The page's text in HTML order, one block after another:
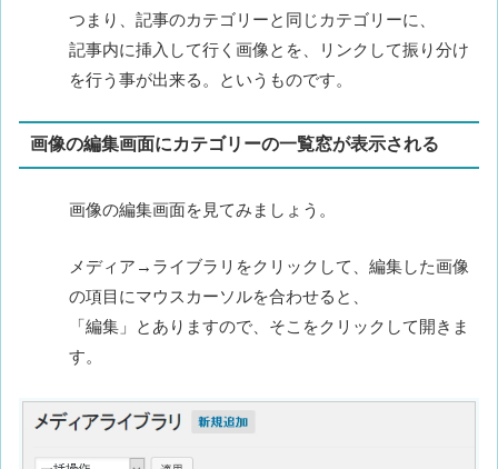
つまり、記事のカテゴリーと同じカテゴリーに、
記事内に挿入して行く画像とを、リンクして振り分け
を行う事が出来る。というものです。
画像の編集画面にカテゴリーの一覧窓が表示される
画像の編集画面を見てみましょう。
メディア→ライブラリをクリックして、編集した画像
の項目にマウスカーソルを合わせると、
「編集」とありますので、そこをクリックして開きま
す。